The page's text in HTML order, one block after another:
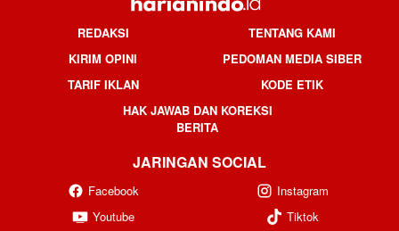
REDAKSI
TENTANG KAMI
KIRIM OPINI
PEDOMAN MEDIA SIBER
TARIF IKLAN
KODE ETIK
HAK JAWAB DAN KOREKSI
BERITA
JARINGAN SOCIAL
Facebook
Instagram
Youtube
Tiktok